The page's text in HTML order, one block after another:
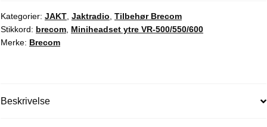
antall
Kategorier: JAKT, Jaktradio, Tilbehør Brecom
Stikkord: brecom, Miniheadset ytre VR-500/550/600
Merke: Brecom
Beskrivelse